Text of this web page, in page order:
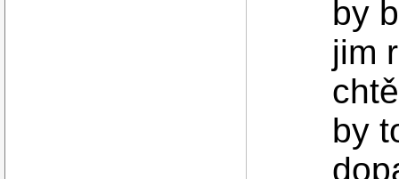
by
jim
by